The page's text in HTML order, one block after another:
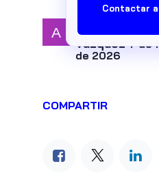
Consultoría
Informática
de C.V.,
Vazquez 7 de
de 2026
COMPARTIR
Contactar